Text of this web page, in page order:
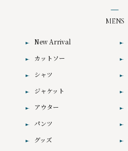
MENS
New Arrival
カットソー
シャツ
ジャケット
アウター
パンツ
グッズ